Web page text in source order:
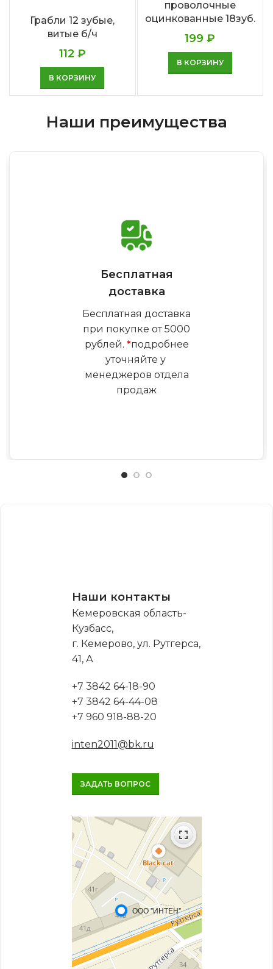
Грабли 12 зубые,
витые б/ч
112 ₽
В КОРЗИНУ
проволочные
оцинкованные 18зуб.
199₽
В КОРЗИНУ
Наши преимущества
Бесплатная
доставка
Бесплатная доставка
при покупке от 5000
рублей. *подробнее
уточняйте у
менеджеров отдела
продаж
Наши контакты
Кемеровская область-
Кузбасс,
г. Кемерово, ул. Рутгерса,
41, А
+7 3842 64-18-90
+7 3842 64-44-08
+7 960 918-88-20
inten2011@bk.ru
ЗАДАТЬ ВОПРОС